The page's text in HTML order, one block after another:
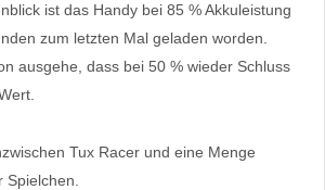
ist das Handy bei 85 % Akkuleistung
zum letzten Mal geladen worden.
ausgehe, dass bei 50 % wieder Schluss
Tux Racer und eine Menge